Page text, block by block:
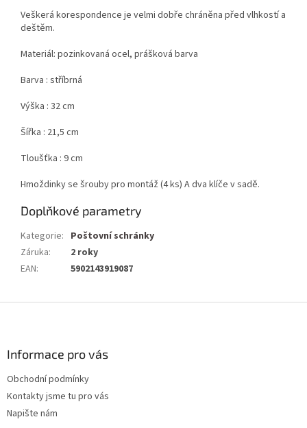
Veškerá korespondence je velmi dobře chráněna před vlhkostí a
deštěm.
Materiál: pozinkovaná ocel, prášková barva
Barva : stříbrná
Výška : 32 cm
Šířka : 21,5 cm
Tloušťka : 9 cm
Hmoždinky se šrouby pro montáž (4 ks) A dva klíče v sadě.
Doplňkové parametry
Kategorie: Poštovní schránky
Záruka:
2 roky
EAN: 5902143919087
Informace pro vás
Obchodní podmínky
Kontakty jsme tu pro vás
Napište nám